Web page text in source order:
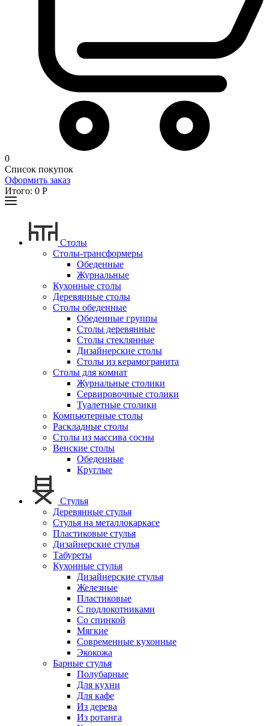
0
Список покупок
Оформить заказ
Итого: 0 Р
Столы
Столы-трансформеры
Обеденные
Журнальные
Кухонные столы
Деревянные столы
Столы обеденные
Обеденные группы
Столы деревянные
Столы стеклянные
Дизайнерские столы
Столы из керамогранита
Столы для комнат
Журнальные столики
Сервировочные столики
Туалетные столики
Компьютерные столы
Раскладные столы
Столы из массива сосны
Венские столы
Обеденные
Круглые
Стулья
Деревянные стулья
Стулья на металлокаркасе
Пластиковые стулья
Дизайнерские стулья
Табуреты
Кухонные стулья
Дизайнерские стулья
Железные
Пластиковые
С подлокотниками
Со спинкой
Мягкие
Современные кухонные
Экокожа
Барные стулья
Полубарные
Для кухни
Для кафе
Из дерева
Из ротанга